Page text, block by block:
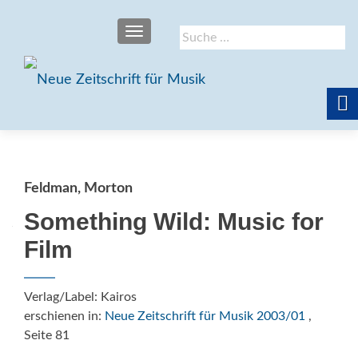
Suche
nach:
SCHALTE NAVIGATION
Feldman, Morton
Something Wild: Music for
Film
Verlag/Label: Kairos
erschienen in: Neue Zeitschrift für Musik 2003/01 ,
Seite 81